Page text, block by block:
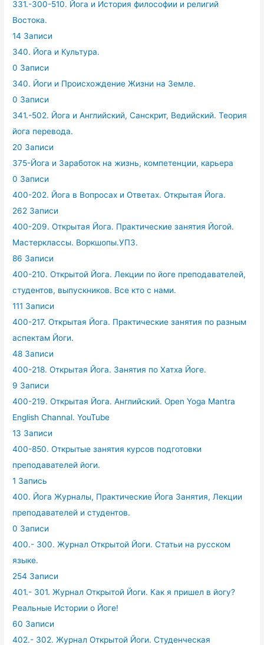
331.-300-510. Йога и История философии и религий
Востока.
14 Записи
340. Йога и Культура.
0 Записи
340. Йоги и Происхождение Жизни на Земле.
0 Записи
341.-502. Йога и Английский, Санскрит, Ведийский. Теория
йога перевода.
20 Записи
375-Йога и Заработок на жизнь, компетенции, карьера
0 Записи
400-202. Йога в Вопросах и Ответах. Открытая Йога.
262 Записи
400-209. Открытая Йога. Практические занятия Йогой.
Мастерклассы. Воркшопы.УПЗ.
86 Записи
400-210. Открытой Йога. Лекции по йоге преподавателей,
студентов, выпускников. Все кто с нами.
111 Записи
400-217. Открытая Йога. Практические занятия по разным
аспектам Йоги.
48 Записи
400-218. Открытая Йога. Занятия по Хатха Йоге.
9 Записи
400-219. Открытая Йога. Английский. Open Yoga Mantra
English Channal. YouTube
13 Записи
400-850. Открытые занятия курсов подготовки
преподавателей йоги.
1 Запись
400. Йога Журналы, Практические Йога Занятия, Лекции
преподавателей и студентов.
0 Записи
400.- 300. Журнал Открытой Йоги. Статьи на русском
языке.
254 Записи
401.- 301. Журнал Открытой Йоги. Как я пришел в йогу?
Реальные Истории о Йоге!
60 Записи
402.- 302. Журнал Открытой Йоги. Студенческая